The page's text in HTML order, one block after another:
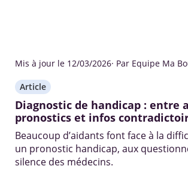
Mis à jour le 12/03/2026· Par Equipe Ma
Article
Diagnostic de handicap : entre
pronostics et infos
Beaucoup d’aidants font face à la
un pronostic handicap, aux
silence des médecins.